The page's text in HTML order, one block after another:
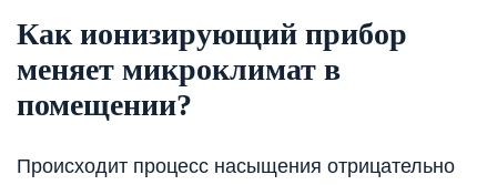
Как ионизирующий прибор
меняет микроклимат в
помещении?
Происходит процесс насыщения отрицательно